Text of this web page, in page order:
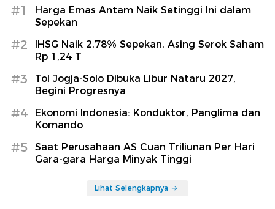
#1
Harga Emas Antam Naik Setinggi Ini dalam
Sepekan
#2
IHSG Naik 2,78% Sepekan, Asing Serok Saham
Rp 1,24 T
#3
Tol Jogja-Solo Dibuka Libur Nataru 2027,
Begini Progresnya
#4
Ekonomi Indonesia: Konduktor, Panglima dan
Komando
#5
Saat Perusahaan AS Cuan Triliunan Per Hari
Gara-gara Harga Minyak Tinggi
Lihat Selengkapnya